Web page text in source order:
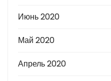
Июнь 2020
Май 2020
Апрель 2020